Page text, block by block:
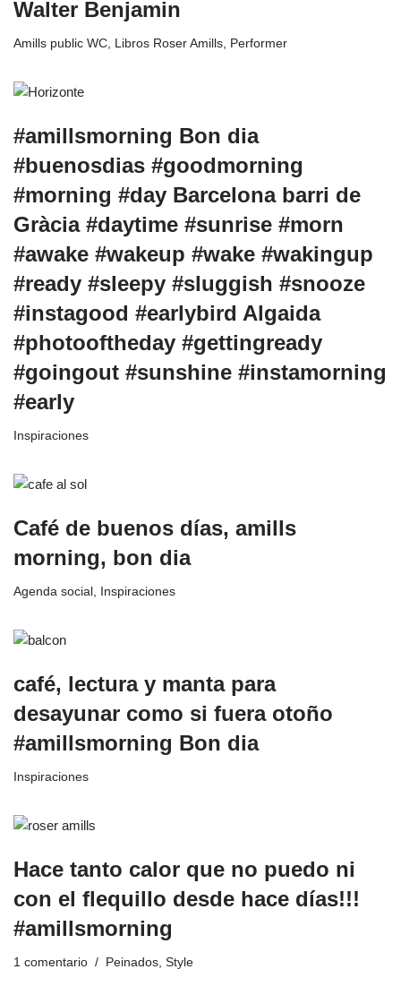
Walter Benjamin
Amills public WC, Libros Roser Amills, Performer
#amillsmorning Bon dia
#buenosdias #goodmorning
#morning #day Barcelona barri de
Gràcia #daytime #sunrise #morn
#awake #wakeup #wake #wakingup
#ready #sleepy #sluggish #snooze
#instagood #earlybird Algaida
#photooftheday #gettingready
#goingout #sunshine #instamorning
#early
Inspiraciones
Café de buenos días, amills
morning, bon dia
Agenda social , Inspiraciones
café, lectura y manta para
desayunar como si fuera otoño
#amillsmorning Bon dia
Inspiraciones
Hace tanto calor que no puedo ni
con el flequillo desde hace días!!!
#amillsmorning
1 comentario Peinados, Style